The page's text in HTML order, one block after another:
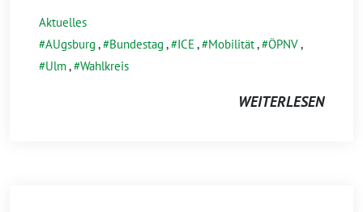
Aktuelles
AUgsburg , Bundestag , ICE , Mobilität, ÖPNV,
Ulm, Wahlkreis
WEITERLESEN